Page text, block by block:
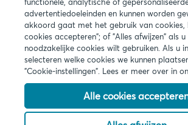
Juridische info
Privacy
Cookies
PSD2
Toegankelijkheid
advertentiedoeleinden en kunnen worden
akkoord gaat met het gebruik van cookies,
cookies accepteren"; of "Alles afwijzen" als u
noodzakelijke cookies wilt gebruiken. Als u
selecteren welke cookies we kunnen
"Cookie-instellingen". Lees er meer over in
Alle cookies